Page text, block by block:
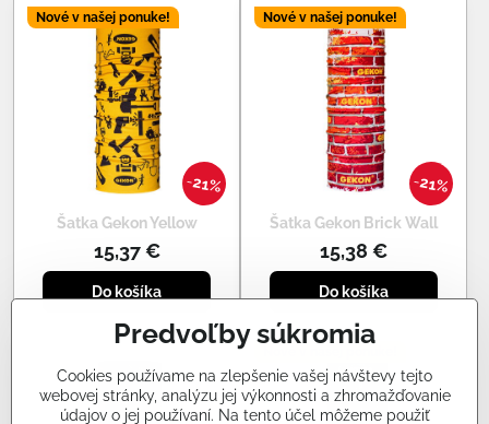
21%
Nové v našej ponuke!
Šatka Gekon Yellow
15,37 €
Do košíka
21%
Nové v našej ponuke!
Šatka Gekon Brick Wall
15,38 €
Do košíka
Predvoľby súkromia
Cookies používame na zlepšenie vašej návštevy tejto
webovej stránky, analýzu jej výkonnosti a zhromažďovanie
údajov o jej používaní. Na tento účel môžeme použiť